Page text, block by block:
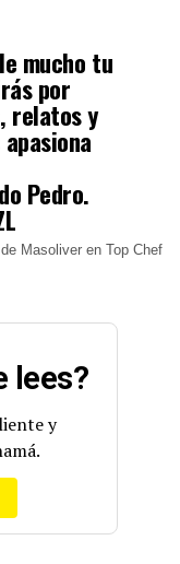
mucho tu
por
relatos y
Pedro.
Masoliver en Top Chef
lees?
y